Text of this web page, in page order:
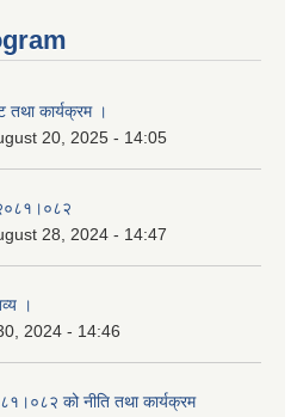
कार्यक्रम ।
20, 2025 - 14:05
28, 2024 - 14:47
।
2024 - 14:46
को नीति तथा कार्यक्रम